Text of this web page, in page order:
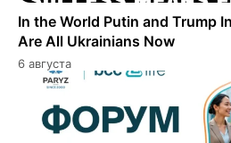
In the World Putin and Trump
Are All Ukrainians Now
6 августа